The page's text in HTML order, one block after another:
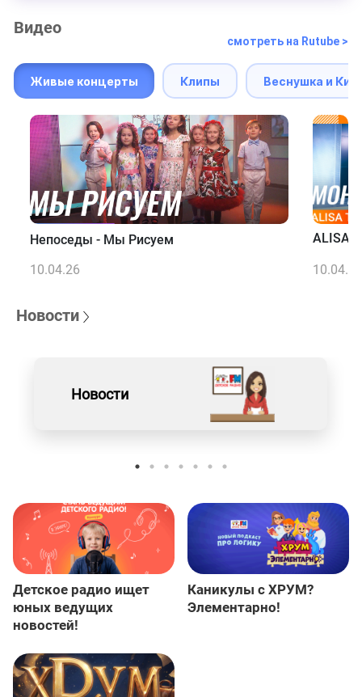
Видео
смотреть на Rutube >
Живые концерты Клипы Веснушка и
Непоседы - Мы Рисуем
10.04.26
ALISA
10.04.26
Новости
Новости
Детское радио ищет
юных ведущих
новостей!
Каникулы с ХРУМ?
Элементарно!